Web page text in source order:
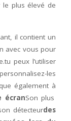
plus élevé de
il contient un
avec vous pour
peux l’utiliser
les
également à
écranSon plus
détecteurdes